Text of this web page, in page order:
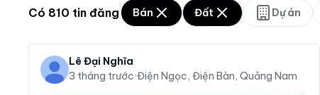
Có 810 tin đăng Bán Đất Dự án
Lê Đại Nghĩa
3 tháng trước·Điện Ngọc, Điện Bàn, Quảng Nam